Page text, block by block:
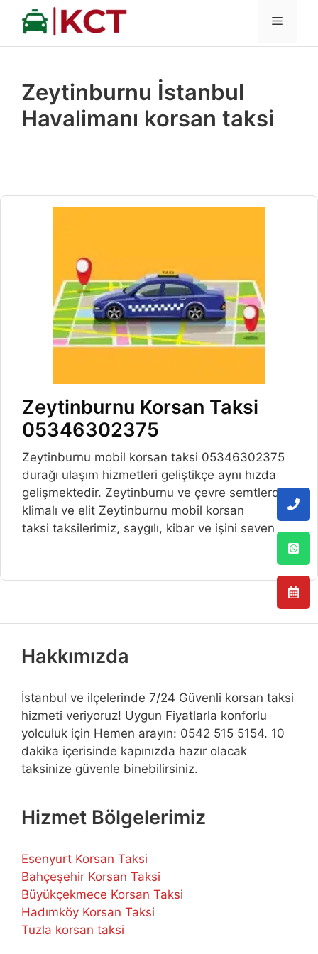
İçeriğe
MENÜ
Zeytinburnu İstanbul
Havalimanı korsan taksi
Zeytinburnu Korsan Taksi
05346302375
Zeytinburnu mobil korsan taksi 05346302375
durağı ulaşım hizmetleri geliştikçe aynı hızda
gelişmektedir. Zeytinburnu ve çevre semtlerde,
klimalı ve elit Zeytinburnu mobil korsan
taksi taksilerimiz, saygılı, kibar ve işini seven
Hakkımızda
İstanbul ve ilçelerinde 7/24 Güvenli korsan taksi
hizmeti veriyoruz! Uygun Fiyatlarla konforlu
yolculuk için Hemen arayın: 0542 515 5154. 10
dakika içerisinde kapınızda hazır olacak
taksinize güvenle binebilirsiniz.
Hizmet Bölgelerimiz
Esenyurt Korsan Taksi
Bahçeşehir Korsan Taksi
Büyükçekmece Korsan Taksi
Hadımköy Korsan Taksi
Tuzla korsan taksi